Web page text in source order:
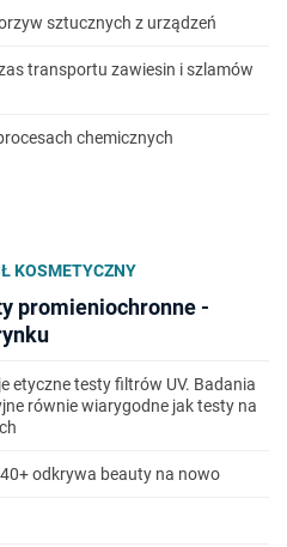
sztucznych z urządzeń
transportu zawiesin i szlamów
chemicznych
KOSMETYCZNY
promieniochronne -
etyczne testy filtrów UV. Badania
równie wiarygodne jak testy na
odkrywa beauty na nowo